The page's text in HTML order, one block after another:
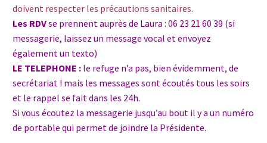
doivent respecter les précautions sanitaires.
Les RDVse prennent auprès de Laura : 06 23 21 60 39 (si
messagerie, laissez un message vocal et envoyez
également un texto)
LE TELEPHONE : le refuge n’a pas, bien évidemment, de
secrétariat ! mais les messages sont écoutés tous les soirs
et le rappel se fait dans les 24h.
Si vous écoutez la messagerie jusqu’au bout il y a un numéro
de portable qui permet de joindre la Présidente.